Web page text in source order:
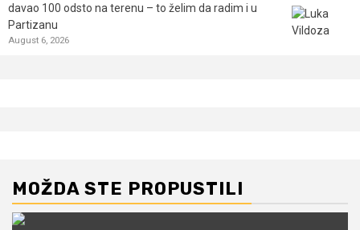
davao 100 odsto na terenu – to želim da radim i u
Partizanu
August 6, 2026
MOŽDA STE PROPUSTILI